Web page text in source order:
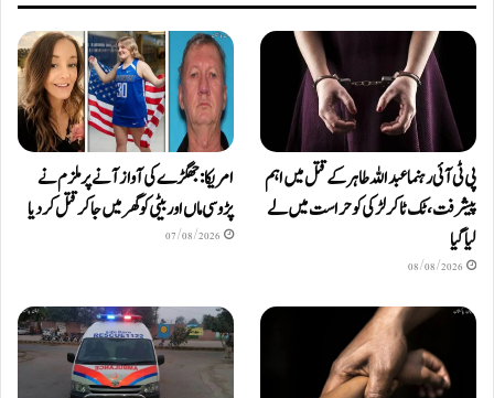
پی ٹی آئی رہنما عبداللہ طاہر کے قتل میں اہم
پیشرفت، ٹک ٹاکر لڑکی کو حراست میں لے
لیا گیا
08/08/2026
امریکا: جھگڑے کی آواز آنے پر ملزم نے
پڑوسی ماں اور بیٹی کو گھر میں جا کر قتل کر دیا
07/08/2026